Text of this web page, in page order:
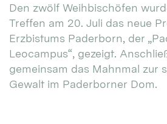
Den zwölf Weihbischöfen
Treffen am 20. Juli das neue
Erzbistums Paderborn, der
Leocampus“, gezeigt.
gemeinsam das Mahnmal zur
Gewalt im Paderborner Dom.